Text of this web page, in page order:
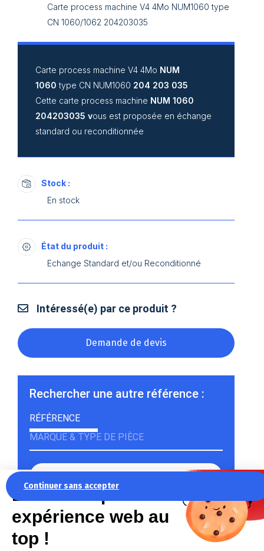
Continuer sans accepter
La recette pour une
expérience web au
top !
Carte process machine V4 4Mo NUM1060 type
CN 1060/1062 204203035
Carte process machine V4 4Mo NUM
1060 type CN NUM1060 204 203 035
Cette carte process machine NUM 1060
204203035 vous est proposée en échange
standard ou reconditionnée
Stock :
En stock
État du produit :
Echange Standard et/ou Reconditionné
Intéressé(e) par ce produit ?
Demande de devis
Rechercher une autre référence :
RÉFÉRENCE
MARQUE & TYPE DE PIÈCE
Rechercher